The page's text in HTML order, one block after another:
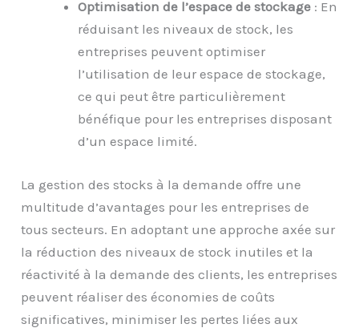
Optimisation de l’espace de stockage : En
réduisant les niveaux de stock, les
entreprises peuvent optimiser
l’utilisation de leur espace de stockage,
ce qui peut être particulièrement
bénéfique pour les entreprises disposant
d’un espace limité.
La gestion des stocks à la demande offre une
multitude d’avantages pour les entreprises de
tous secteurs. En adoptant une approche axée sur
la réduction des niveaux de stock inutiles et la
réactivité à la demande des clients, les entreprises
peuvent réaliser des économies de coûts
significatives, minimiser les pertes liées aux